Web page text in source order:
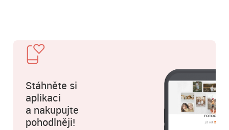
Stáhněte si
aplikaci
a nakupujte
pohodlněji!